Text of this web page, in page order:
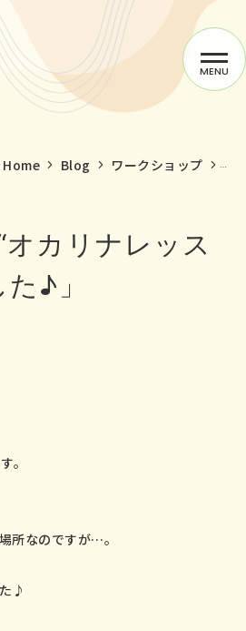
MENU
Home Blog ワークショップ 「
オカリナレッス
♪」
。
所なのですが…。
♪
ホームの家づくり
施工事例
わせ／資料請求